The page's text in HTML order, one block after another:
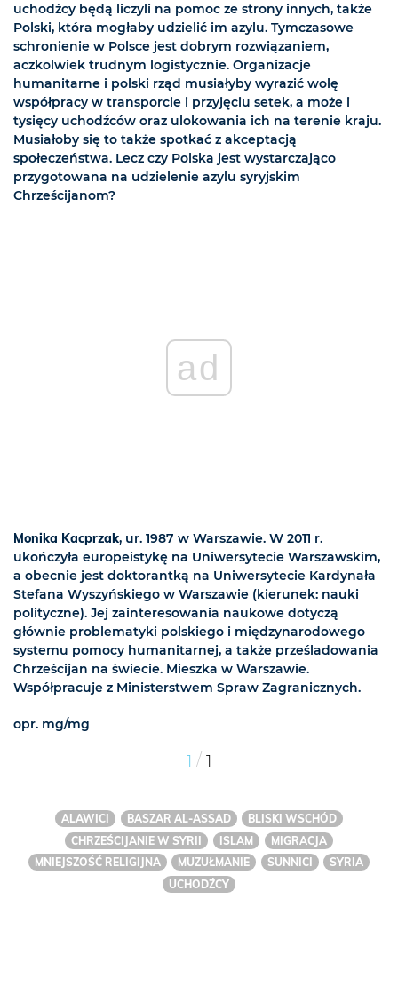
uchodźcy będą liczyli na pomoc ze strony innych, także
Polski, która mogłaby udzielić im azylu. Tymczasowe
schronienie w Polsce jest dobrym rozwiązaniem,
aczkolwiek trudnym logistycznie. Organizacje
humanitarne i polski rząd musiałyby wyrazić wolę
współpracy w transporcie i przyjęciu setek, a może i
tysięcy uchodźców oraz ulokowania ich na terenie kraju.
Musiałoby się to także spotkać z akceptacją
społeczeństwa. Lecz czy Polska jest wystarczająco
przygotowana na udzielenie azylu syryjskim
Chrześcijanom?
ad
Monika Kacprzak, ur. 1987 w Warszawie. W 2011 r.
ukończyła europeistykę na Uniwersytecie Warszawskim,
a obecnie jest doktorantką na Uniwersytecie Kardynała
Stefana Wyszyńskiego w Warszawie (kierunek: nauki
polityczne). Jej zainteresowania naukowe dotyczą
głównie problematyki polskiego i międzynarodowego
systemu pomocy humanitarnej, a także prześladowania
Chrześcijan na świecie. Mieszka w Warszawie.
Współpracuje z Ministerstwem Spraw Zagranicznych.
opr. mg/mg
1 / 1
ALAWICI BASZAR AL-ASSAD
BLISKI WSCHÓD
CHRZEŚCIJANIE W SYRII
ISLAM
MIGRACJA
MNIEJSZOŚĆ RELIGIJNA
MUZUŁMANIE SUNNICI
SYRIA
UCHODŹCY